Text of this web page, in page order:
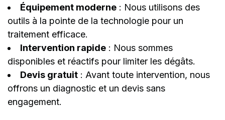
Équipement moderne : Nous utilisons des
outils à la pointe de la technologie pour un
traitement efficace.
Intervention rapide : Nous sommes
disponibles et réactifs pour limiter les dégâts.
Devis gratuit : Avant toute intervention, nous
offrons un diagnostic et un devis sans
engagement.